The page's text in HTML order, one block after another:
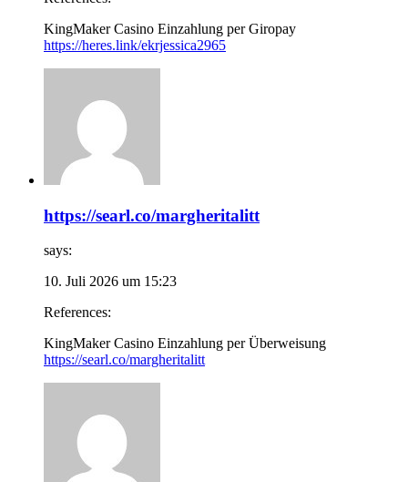
KingMaker Casino Einzahlung per Giropay
https://heres.link/ekrjessica2965
https://searl.co/margheritalitt
says:
10. Juli 2026 um 15:23
References:
KingMaker Casino Einzahlung per Überweisung
https://searl.co/margheritalitt